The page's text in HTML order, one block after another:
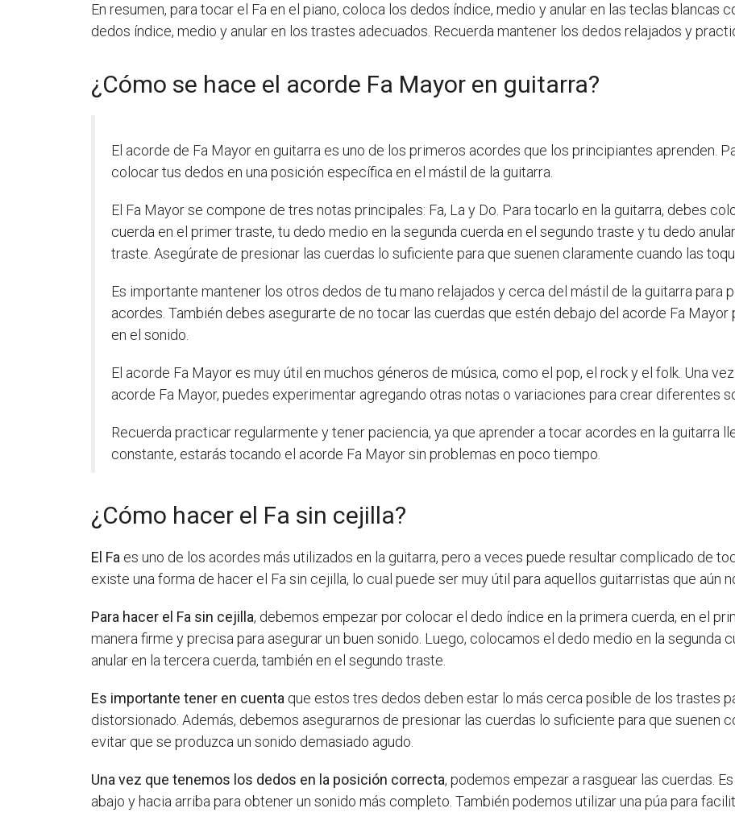
En resumen, para tocar el Fa en el piano, coloca los dedos índice, medio y anular en las teclas blancas
dedos índice, medio y anular en los trastes adecuados. Recuerda mantener los dedos relajados y
¿Cómo se hace el acorde Fa Mayor en guitarra?
El acorde de Fa Mayor en guitarra es uno de los primeros acordes que los principiantes aprenden.
colocar tus dedos en una posición específica en el mástil de la guitarra.
El Fa Mayor se compone de tres notas principales: Fa, La y Do. Para tocarlo en la guitarra, debes
cuerda en el primer traste, tu dedo medio en la segunda cuerda en el segundo traste y tu dedo
traste. Asegúrate de presionar las cuerdas lo suficiente para que suenen claramente cuando las
Es importante mantener los otros dedos de tu mano relajados y cerca del mástil de la guitarra para
acordes. También debes asegurarte de no tocar las cuerdas que estén debajo del acorde Fa Mayor
en el sonido.
El acorde Fa Mayor es muy útil en muchos géneros de música, como el pop, el rock y el folk. Una
acorde Fa Mayor, puedes experimentar agregando otras notas o variaciones para crear diferentes
Recuerda practicar regularmente y tener paciencia, ya que aprender a tocar acordes en la guitarra
constante, estarás tocando el acorde Fa Mayor sin problemas en poco tiempo.
¿Cómo hacer el Fa sin cejilla?
El Fa es uno de los acordes más utilizados en la guitarra, pero a veces puede resultar complicado de
existe una forma de hacer el Fa sin cejilla, lo cual puede ser muy útil para aquellos guitarristas que aún
Para hacer el Fa sin cejilla, debemos empezar por colocar el dedo índice en la primera cuerda, en el
manera firme y precisa para asegurar un buen sonido. Luego, colocamos el dedo medio en la segunda
anular en la tercera cuerda, también en el segundo traste.
Es importante tener en cuenta que estos tres dedos deben estar lo más cerca posible de los trastes
distorsionado. Además, debemos asegurarnos de presionar las cuerdas lo suficiente para que suenen
evitar que se produzca un sonido demasiado agudo.
Una vez que tenemos los dedos en la posición correcta, podemos empezar a rasguear las cuerdas.
abajo y hacia arriba para obtener un sonido más completo. También podemos utilizar una púa para